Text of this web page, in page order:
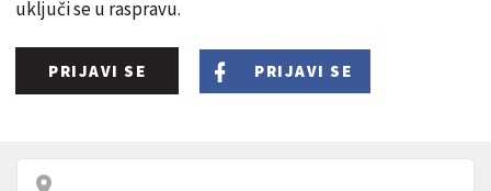
uključi se u raspravu.
PRIJAVI SE PRIJAVI SE